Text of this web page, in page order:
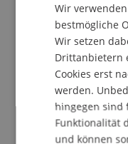
und produktive
Initiativen und
Essen, Wohnen,
kleinem
durch 'Suffizienz'.
was und wo.
Der Dienstag 9
Wir
bestmögliche
Wir setzen
Drittanbietern
Cookies erst
werden.
hingegen sind
Funktionalität
und können